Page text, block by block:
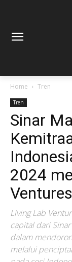
Home Tren
Tren
Sinar
2024
Ventures
Living Lab
capital dari
dalam
melalui